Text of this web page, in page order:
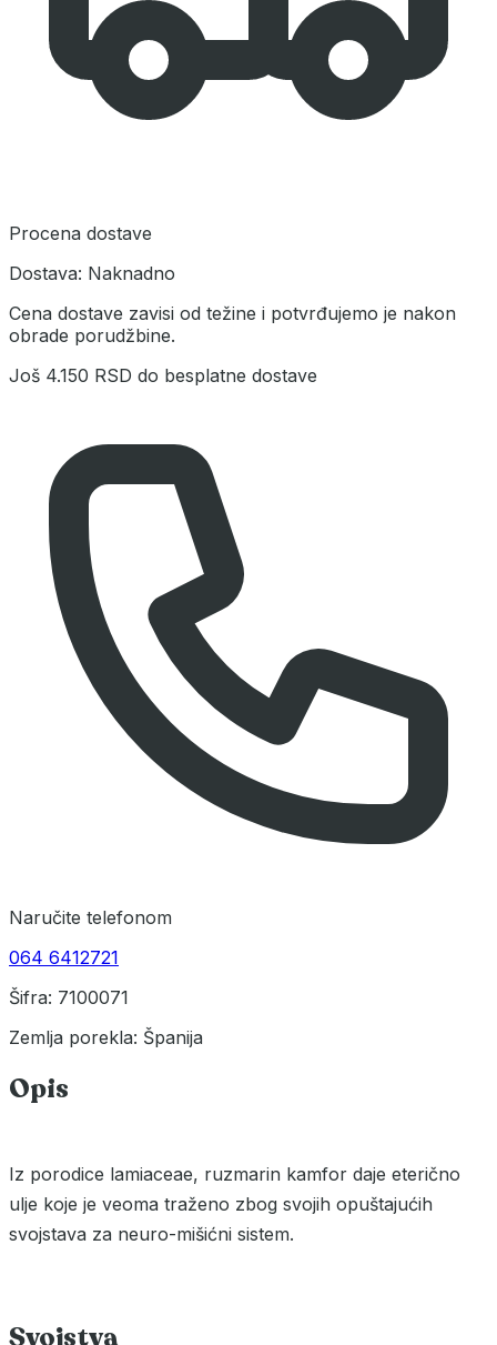
Procena dostave
Dostava: Naknadno
Cena dostave zavisi od težine i potvrđujemo je nakon
obrade porudžbine.
Još 4.150 RSD do besplatne dostave
Naručite telefonom
064 6412721
Šifra: 7100071
Zemlja porekla: Španija
Opis
Iz porodice lamiaceae, ruzmarin kamfor daje eterično
ulje koje je veoma traženo zbog svojih opuštajućih
svojstava za neuro-mišićni sistem.
Svojstva